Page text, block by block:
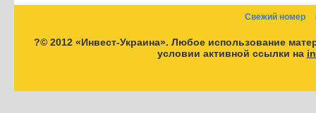
Свежий номер
?© 2012 «Инвест-Украина». Любое использование
условии активной ссылки на